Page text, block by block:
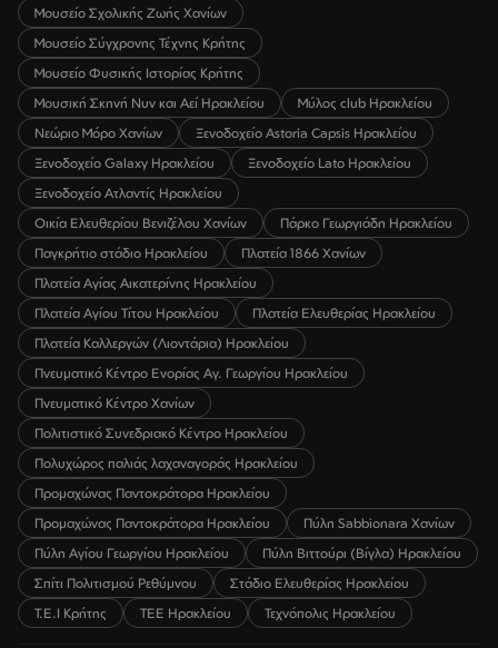
Μουσείο Σχολικής Ζωής Χανίων
Μουσείο Σύγχρονης Τέχνης Κρήτης
Μουσείο Φυσικής Ιστορίας Κρήτης
Μουσική Σκηνή Νυν και Αεί Ηρακλείου
Μύλος club Ηρακλείου
Νεώριο Μόρο Χανίων
Ξενοδοχείο Astoria Capsis Ηρακλείου
Ξενοδοχείο Galaxy Ηρακλείου
Ξενοδοχείο Lato Ηρακλείου
Ξενοδοχείο Ατλαντίς Ηρακλείου
Οικία Ελευθερίου Βενιζέλου Χανίων
Πάρκο Γεωργιάδη Ηρακλείου
Παγκρήτιο στάδιο Ηρακλείου
Πλατεία 1866 Χανίων
Πλατεία Αγίας Αικατερίνης Ηρακλείου
Πλατεία Αγίου Τίτου Ηρακλείου
Πλατεία Ελευθερίας Ηρακλείου
Πλατεία Καλλεργών (Λιοντάρια) Ηρακλείου
Πνευματικό Κέντρο Ενορίας Αγ. Γεωργίου Ηρακλείου
Πνευματικό Κέντρο Χανίων
Πολιτιστικό Συνεδριακό Κέντρο Ηρακλείου
Πολυχώρος παλιάς λαχαναγοράς Ηρακλείου
Προμαχώνας Παντοκράτορα Ηρακλείου
Προμαχώνας Παντοκράτορα Ηρακλείου
Πύλη Sabbionara Χανίων
Πύλη Αγίου Γεωργίου Ηρακλείου
Πύλη Βιττούρι (Βίγλα) Ηρακλείου
Σπίτι Πολιτισμού Ρεθύμνου
Στάδιο Ελευθερίας Ηρακλείου
Τ.Ε.Ι Κρήτης
ΤΕΕ Ηρακλείου Τεχνόπολις Ηρακλείου